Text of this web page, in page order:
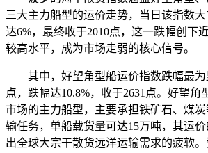
三大主力船型的运价走势，当日该指数
达6%，最终收于2010点，这一跌幅创下
较高水平，成为市场走弱的核心信号。
其中，好望角型船运价指数跌幅最
点，跌幅达10.8%，收于2631点。好望角
市场的主力船型，主要承担铁矿石、煤
输任务，单船载货量可达15万吨，其运
出全球大宗干散货远洋运输需求的疲软